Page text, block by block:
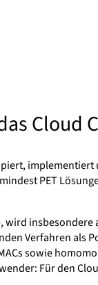
Cloud
PET
insbesondere
Verfahren als
sowie
Für den